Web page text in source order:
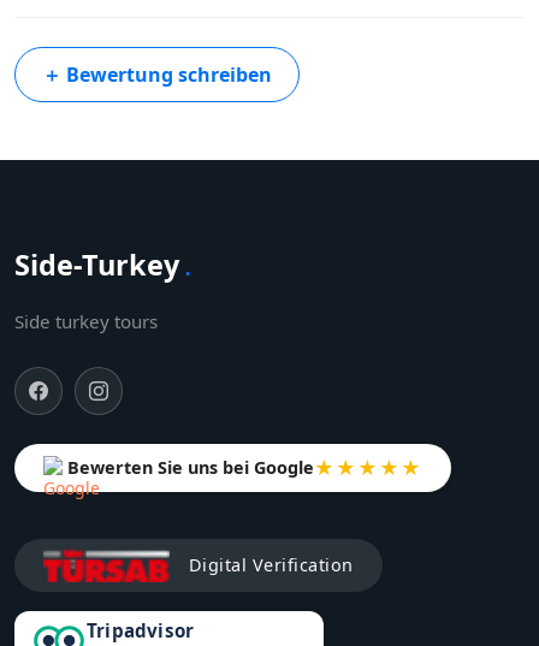
＋ Bewertung schreiben
Side-Turkey.
Side turkey tours
Bewerten Sie uns bei Google★★★★★
Digital Verification
Tripadvisor